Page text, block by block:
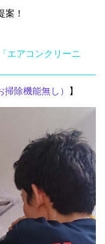
案！
エアコンクリーニ
除機能無し） 】